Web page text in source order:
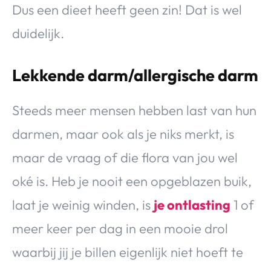
Dus een dieet heeft geen zin! Dat is wel
duidelijk.
Lekkende darm/allergische darm
Steeds meer mensen hebben last van hun
darmen, maar ook als je niks merkt, is
maar de vraag of die flora van jou wel
oké is. Heb je nooit een opgeblazen buik,
laat je weinig winden, is je ontlasting 1 of
meer keer per dag in een mooie drol
waarbij jij je billen eigenlijk niet hoeft te